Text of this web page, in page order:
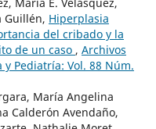
Guillén, Hiperplasia
del cribado y la
de un caso , Archivos
Pediatría: Vol. 88 Núm.
María Angelina
Calderón Avendaño,